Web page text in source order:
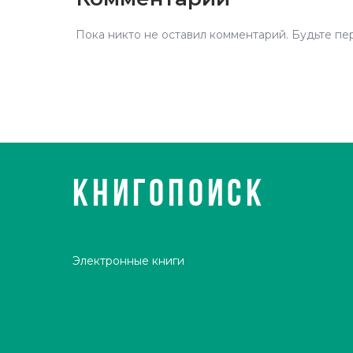
Пока никто не оставил комментарий. Будьте
КНИГОПОИСК
Электронные книги